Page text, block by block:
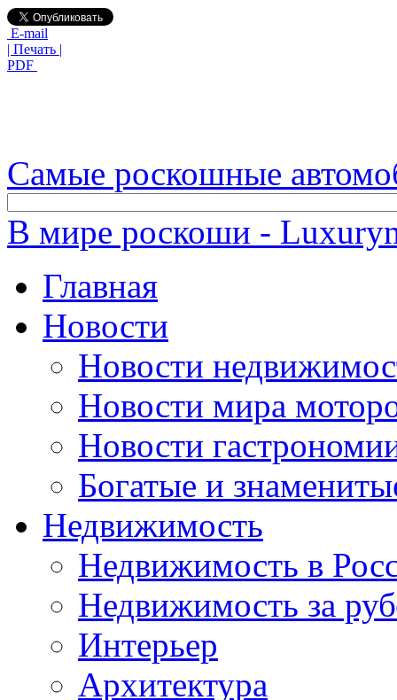
E-mail
| Печать |
PDF
Самые роскошные
В мире роскоши -
Главная
Новости
Новости
Новости мира
Новости
Богатые и
Недвижимость
Недвижимость в
Недвижимость за
Интерьер
Архитектура